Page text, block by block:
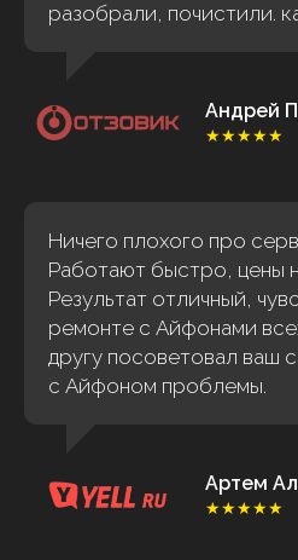
разобрали, почистили.
Андрей
★★★★★
Ничего плохого про
Работают быстро, цены
Результат отличный,
ремонте с Айфонами
другу посоветовал ваш
с Айфоном проблемы.
Артем
★★★★★